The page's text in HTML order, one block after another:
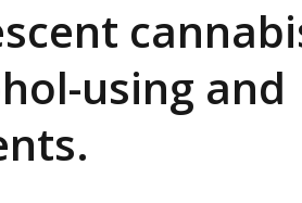
using and